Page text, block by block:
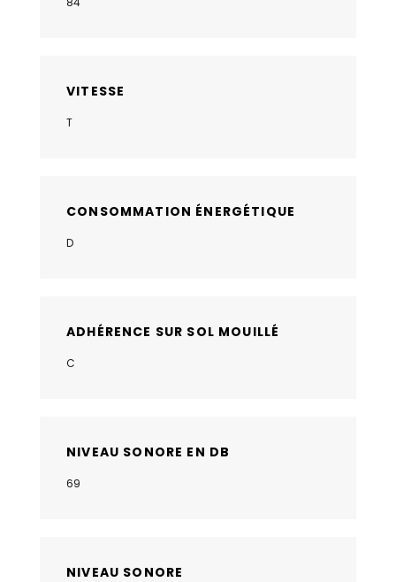
VITESSE
T
CONSOMMATION ÉNERGÉTIQUE
D
ADHÉRENCE SUR SOL MOUILLÉ
C
NIVEAU SONORE EN DB
69
NIVEAU SONORE